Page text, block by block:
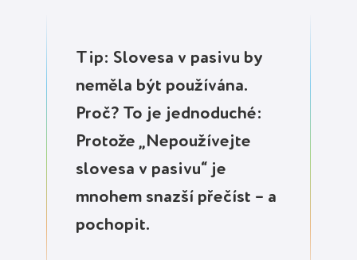
Tip: Slovesa v pasivu by
neměla být používána.
Proč? To je jednoduché:
Protože „Nepoužívejte
slovesa v pasivu“ je
mnohem snazší přečíst – a
pochopit.